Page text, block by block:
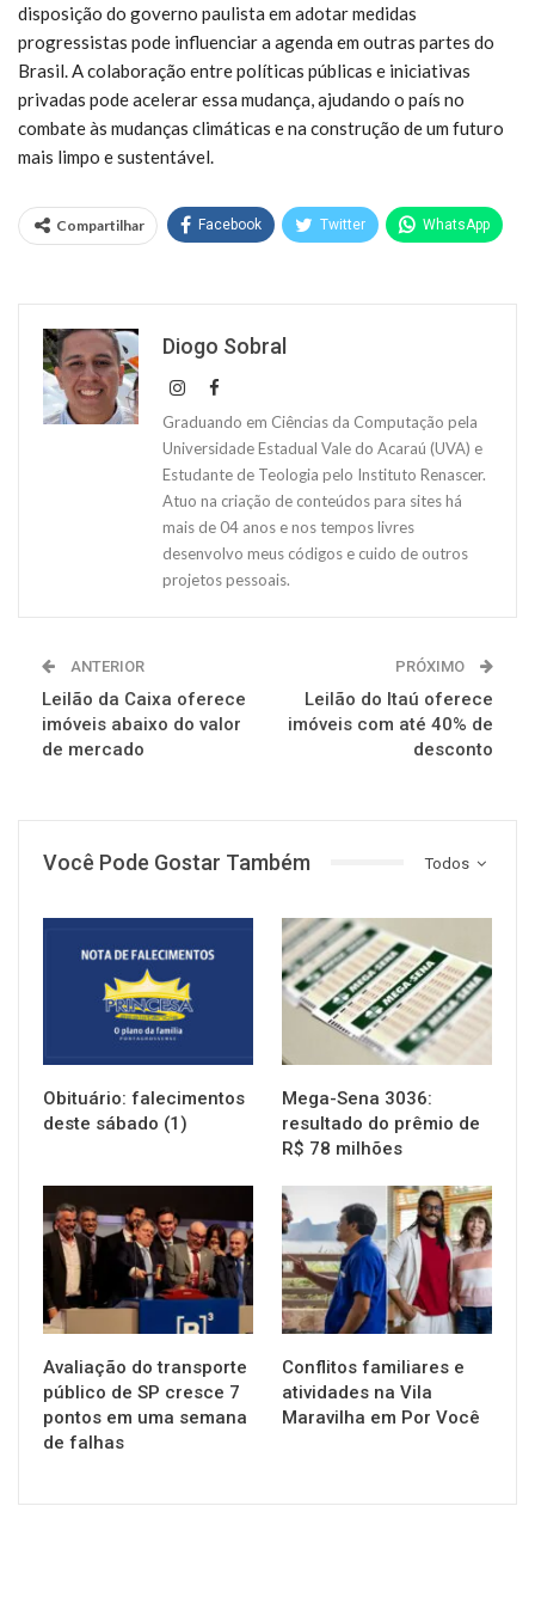
disposição do governo paulista em adotar medidas
progressistas pode influenciar a agenda em outras partes do
Brasil. A colaboração entre políticas públicas e iniciativas
privadas pode acelerar essa mudança, ajudando o país no
combate às mudanças climáticas e na construção de um futuro
mais limpo e sustentável.
Compartilhar Facebook Twitter WhatsApp
Diogo Sobral
Graduando em Ciências da Computação pela
Universidade Estadual Vale do Acaraú (UVA) e
Estudante de Teologia pelo Instituto Renascer.
Atuo na criação de conteúdos para sites há
mais de 04 anos e nos tempos livres
desenvolvo meus códigos e cuido de outros
projetos pessoais.
ANTERIOR
Leilão da Caixa oferece
imóveis abaixo do valor
de mercado
PRÓXIMO
Leilão do Itaú oferece
imóveis com até 40% de
desconto
Todos
Você Pode Gostar Também
Obituário: falecimentos
deste sábado (1)
NOTÍCIAS
Mega-Sena 3036:
resultado do prêmio de
R$ 78 milhões
NOTÍCIAS
Avaliação do transporte
público de SP cresce 7
pontos em uma semana
de falhas
NOTÍCIAS
Conflitos familiares e
atividades na Vila
Maravilha em Por Você